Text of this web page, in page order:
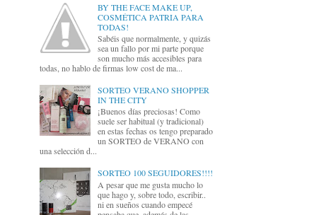
BY THE FACE MAKE UP,
COSMÉTICA PATRIA PARA
TODAS!
Sabéis que normalmente, y quizás
sea un fallo por mi parte porque
son mucho más accesibles para
todas, no hablo de firmas low cost de ma...
SORTEO VERANO SHOPPER
IN THE CITY
¡Buenos días preciosas! Como
suele ser habitual (y tradicional)
en estas fechas os tengo preparado
un SORTEO de VERANO con
una selección d...
SORTEO 100 SEGUIDORES!!!!
A pesar que me gusta mucho lo
que hago y, sobre todo, escribir..
ni en sueños cuando empecé